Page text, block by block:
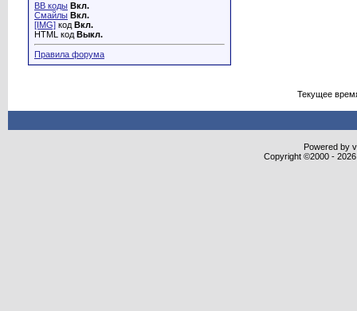
BB коды Вкл.
Смайлы Вкл.
[IMG] код Вкл.
HTML код Выкл.
Правила форума
Текущее
Powered by
Copyright ©2000 -